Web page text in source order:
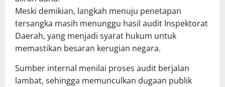
Meski demikian, langkah menuju penetapan
tersangka masih menunggu hasil audit Inspektorat
Daerah, yang menjadi syarat hukum untuk
memastikan besaran kerugian negara.
Sumber internal menilai proses audit berjalan
lambat, sehingga memunculkan dugaan publik